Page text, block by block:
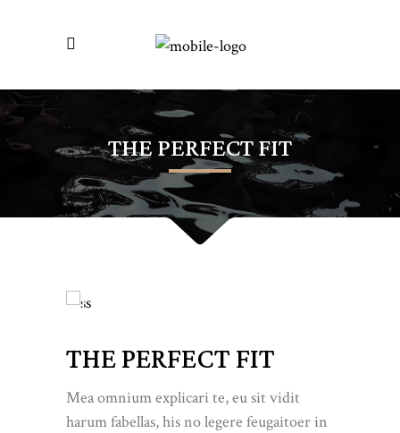
THE PERFECT FIT
THE PERFECT FIT
Mea omnium explicari te, eu sit vidit
harum fabellas, his no legere feugaitoer in